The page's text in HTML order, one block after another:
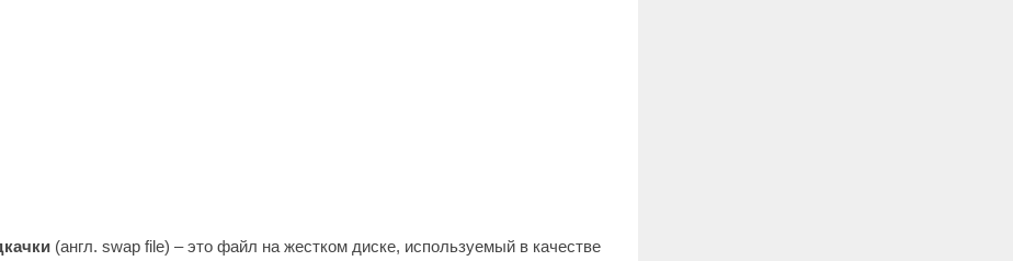
(англ. swap file) – это файл на жестком диске, используемый в качестве